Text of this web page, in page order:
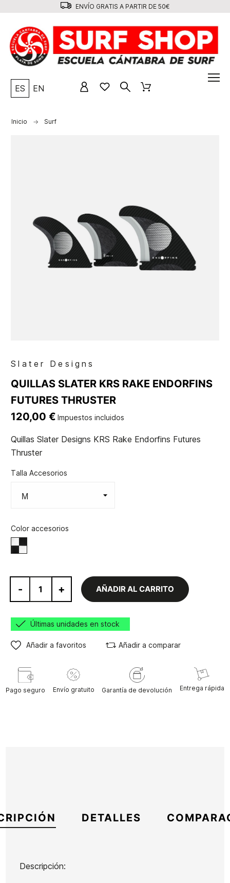
ENVÍO GRATIS A PARTIR DE 50€
ES EN
Inicio Surf
Slater Designs
QUILLAS SLATER KRS RAKE ENDORFINS
FUTURES THRUSTER
120,00 € Impuestos incluidos
Quillas Slater Designs KRS Rake Endorfins Futures
Thruster
Talla Accesorios
Color accesorios
Negro/Blanco
- + AÑADIR AL CARRITO
Últimas unidades en stock
Añadir a favoritos Añadir a comparar
Pago seguro Envío gratuito Garantía de devolución Entrega rápida
DETALLES
Descripción: